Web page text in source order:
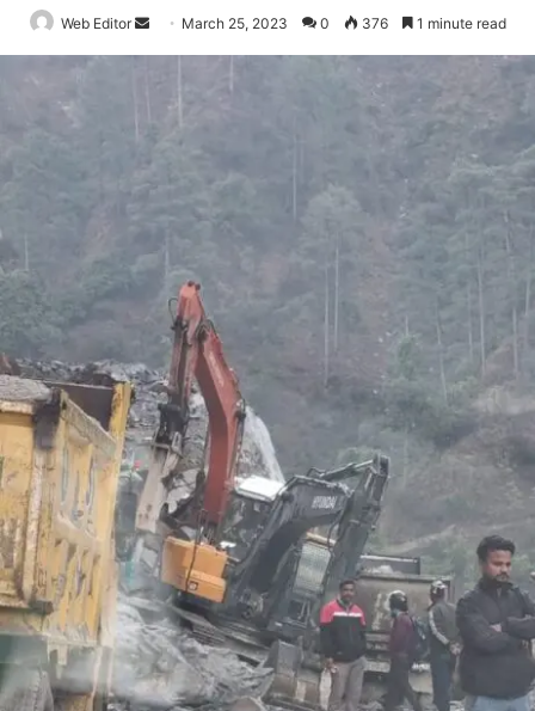
Web Editor
Send
an
March 25, 2023 0 376 1 minute read